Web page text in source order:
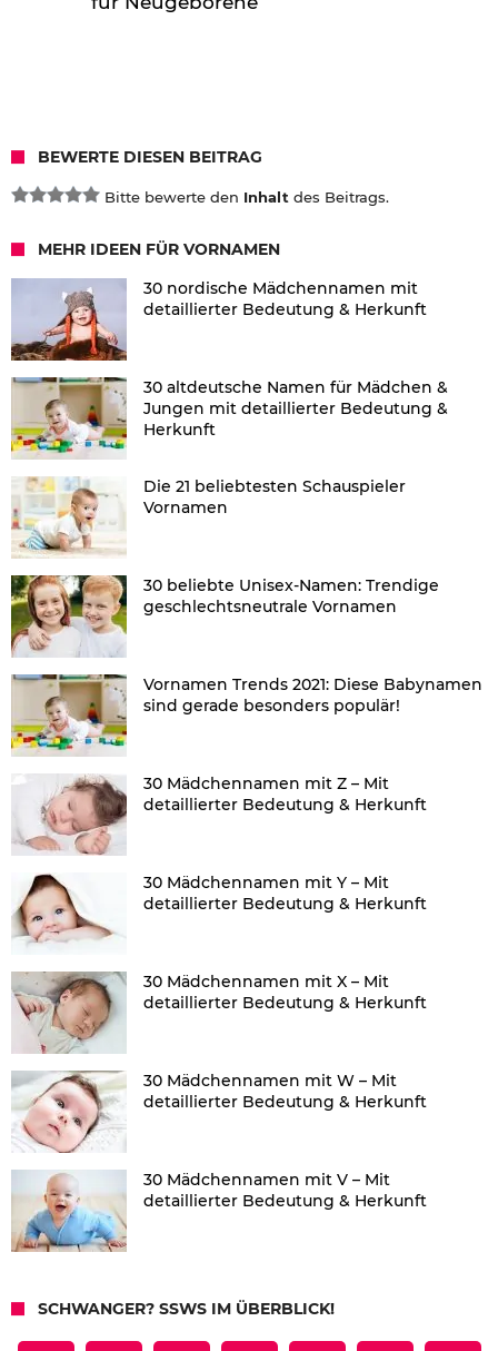
BEWERTE DIESEN BEITRAG
Bitte bewerte den Inhalt des Beitrags.
MEHR IDEEN FÜR VORNAMEN
30 nordische Mädchennamen mit
detaillierter Bedeutung & Herkunft
30 altdeutsche Namen für Mädchen &
Jungen mit detaillierter Bedeutung &
Herkunft
Die 21 beliebtesten Schauspieler
Vornamen
30 beliebte Unisex-Namen: Trendige
geschlechtsneutrale Vornamen
Vornamen Trends 2021: Diese Babynamen
sind gerade besonders populär!
30 Mädchennamen mit Z – Mit
detaillierter Bedeutung & Herkunft
30 Mädchennamen mit Y – Mit
detaillierter Bedeutung & Herkunft
30 Mädchennamen mit X – Mit
detaillierter Bedeutung & Herkunft
30 Mädchennamen mit W – Mit
detaillierter Bedeutung & Herkunft
30 Mädchennamen mit V – Mit
detaillierter Bedeutung & Herkunft
SCHWANGER? SSWS IM ÜBERBLICK!